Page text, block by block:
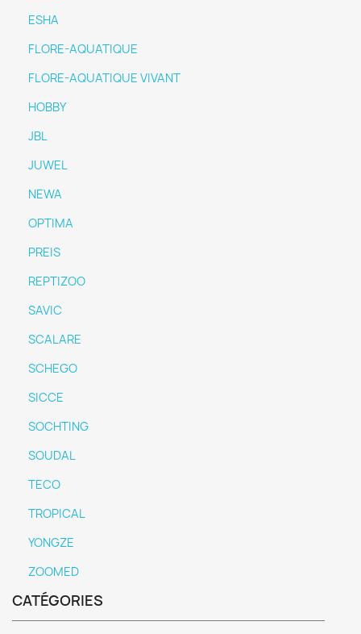
ESHA
FLORE-AQUATIQUE
FLORE-AQUATIQUE VIVANT
HOBBY
JBL
JUWEL
NEWA
OPTIMA
PREIS
REPTIZOO
SAVIC
SCALARE
SCHEGO
SICCE
SOCHTING
SOUDAL
TECO
TROPICAL
YONGZE
ZOOMED
CATÉGORIES